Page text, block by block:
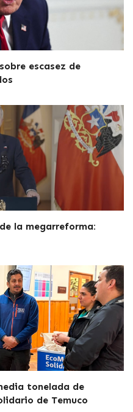
escasez de
la megarreforma:
tonelada de
de Temuco